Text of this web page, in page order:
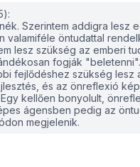
Szerintem addigra lesz
valamiféle öntudattal
lesz szükség az emberi
fogják
fejlődéshez szükség lesz
és az önreflexió
kellően bonyolult,
ágensben pedig az
megjelenik.